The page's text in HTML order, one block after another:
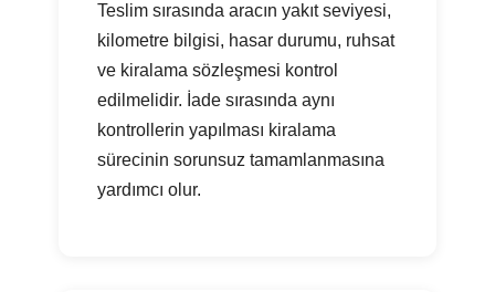
Teslim sırasında aracın yakıt seviyesi,
kilometre bilgisi, hasar durumu, ruhsat
ve kiralama sözleşmesi kontrol
edilmelidir. İade sırasında aynı
kontrollerin yapılması kiralama
sürecinin sorunsuz tamamlanmasına
yardımcı olur.